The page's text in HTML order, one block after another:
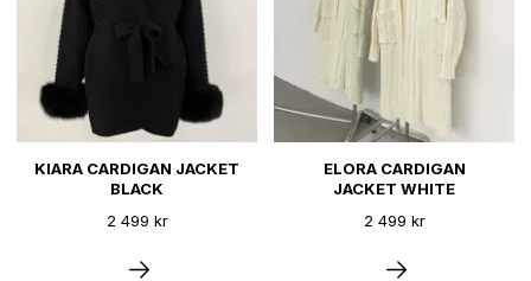
KIARA CARDIGAN JACKET
BLACK
2 499 kr
ELORA CARDIGAN
JACKET WHITE
2 499 kr